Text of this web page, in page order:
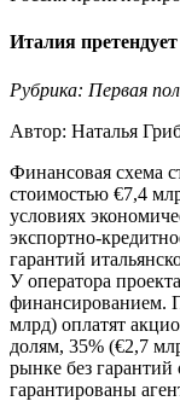
Италия
Рубрика: Первая
Автор: Наталья
Финансовая схема
стоимостью €7,4
условиях
экспортно-
гарантий
У оператора
финансированием.
млрд) оплатят
долям, 35% (€2,7
рынке без
гарантированы